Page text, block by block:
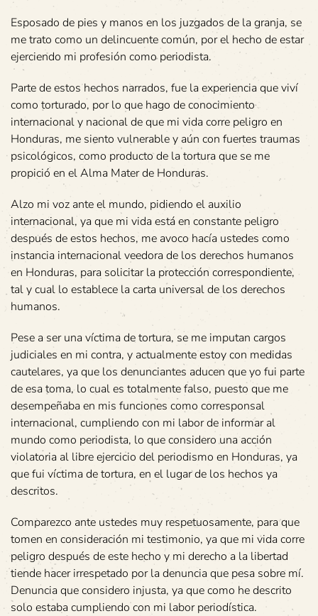
Esposado de pies y manos en los juzgados de la granja, se
me trato como un delincuente común, por el hecho de estar
ejerciendo mi profesión como periodista.
Parte de estos hechos narrados, fue la experiencia que viví
como torturado, por lo que hago de conocimiento
internacional y nacional de que mi vida corre peligro en
Honduras, me siento vulnerable y aún con fuertes traumas
psicológicos, como producto de la tortura que se me
propició en el Alma Mater de Honduras.
Alzo mi voz ante el mundo, pidiendo el auxilio
internacional, ya que mi vida está en constante peligro
después de estos hechos, me avoco hacía ustedes como
instancia internacional veedora de los derechos humanos
en Honduras, para solicitar la protección correspondiente,
tal y cual lo establece la carta universal de los derechos
humanos.
Pese a ser una víctima de tortura, se me imputan cargos
judiciales en mi contra, y actualmente estoy con medidas
cautelares, ya que los denunciantes aducen que yo fui parte
de esa toma, lo cual es totalmente falso, puesto que me
desempeñaba en mis funciones como corresponsal
internacional, cumpliendo con mi labor de informar al
mundo como periodista, lo que considero una acción
violatoria al libre ejercicio del periodismo en Honduras, ya
que fui víctima de tortura, en el lugar de los hechos ya
descritos.
Comparezco ante ustedes muy respetuosamente, para que
tomen en consideración mi testimonio, ya que mi vida corre
peligro después de este hecho y mi derecho a la libertad
tiende hacer irrespetado por la denuncia que pesa sobre mí.
Denuncia que considero injusta, ya que como he descrito
solo estaba cumpliendo con mi labor periodística.